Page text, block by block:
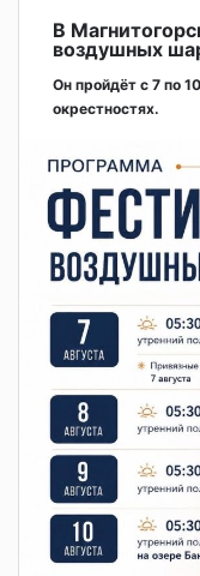
В
воздушных
Он пройдёт с 7 по
окрестностях.